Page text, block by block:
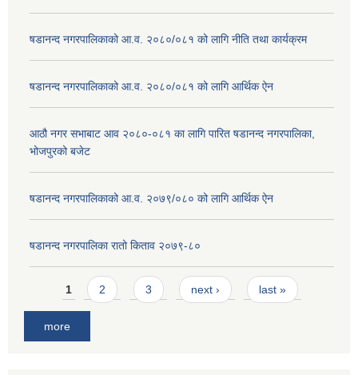
षडानन्द नगरपालिकाको आ.व. २०८०/०८१ को लागि नीति तथा कार्यक्रम
षडानन्द नगरपालिकाको आ.व. २०८०/०८१ को लागि आर्थिक ऐन
आठौ नगर सभाबाट आव २०८०-०८१ का लागि पारित षडानन्द नगरपालिका,
भोजपुरको बजेट
षडानन्द नगरपालिकाको आ.व. २०७९/०८० को लागि आर्थिक ऐन
षडानन्द नगरपालिका रातो किताव २०७९-८०
Pages
1 2 3 next › last »
more